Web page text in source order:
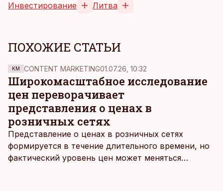
Инвестирование
Литва
ПОХОЖИЕ СТАТЬИ
KM CONTENT MARKETING01.07.26, 10:32
Широкомасштабное исследование
цен переворачивает
представления о ценах в
розничных сетях
Представление о ценах в розничных сетях
формируется в течение длительного времени, но
фактический уровень цен может меняться